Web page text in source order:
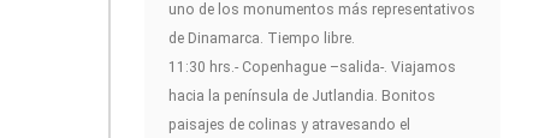
uno de los monumentos más representativos
de Dinamarca. Tiempo libre.
11:30 hrs.- Copenhague –salida-. Viajamos
hacia la península de Jutlandia. Bonitos
paisajes de colinas y atravesando el